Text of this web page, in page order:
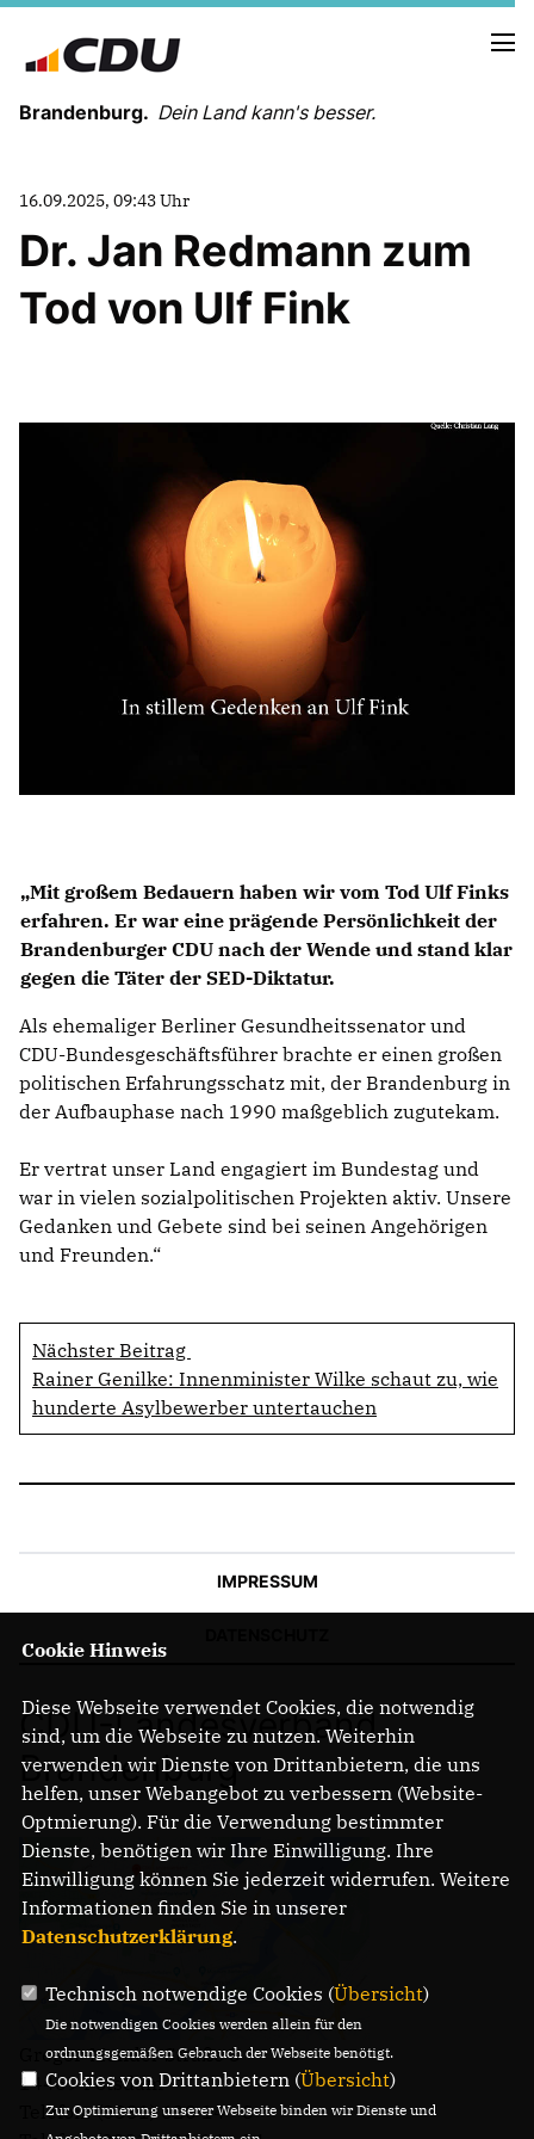
Brandenburg. Dein Land kann's besser.
LANDESVORSTAND
LANDESGESCHÄFTSSTELLE
PARTEIGESCHICHTE
PARTEIGERICHT
IM LANDTAG
IN DER LANDESREGIERUNG
IM BUNDESTAG
IM EUROPÄISCHEN PARLAMENT
75 JAHRE CDU BRANDENBURG
PRESSE
Mitglied werden
16.09.2025, 09:43 Uhr
Dr. Jan Redmann zum
Tod von Ulf Fink
Mit großem Bedauern haben wir vom Tod Ulf Finks
erfahren. Er war eine prägende Persönlichkeit der
Brandenburger CDU nach der Wende und stand klar
gegen die Täter der SED-Diktatur.
Als ehemaliger Berliner Gesundheitssenator und
CDU-Bundesgeschäftsführer brachte er einen großen
politischen Erfahrungsschatz mit, der Brandenburg in
der Aufbauphase nach 1990 maßgeblich zugutekam.
Er vertrat unser Land engagiert im Bundestag und
war in vielen sozialpolitischen Projekten aktiv. Unsere
Gedanken und Gebete sind bei seinen Angehörigen
und Freunden.“
Nächster Beitrag
Rainer Genilke: Innenminister Wilke schaut zu, wie
hunderte Asylbewerber untertauchen
IMPRESSUM
CDU-Landesverband
Brandenburg
Gregor-Mendel-Straße 3
14469 Potsdam
Telefon: (0331) 620 14 - 0
Cookie Hinweis
Diese Webseite verwendet Cookies, die notwendig
sind, um die Webseite zu nutzen. Weiterhin
verwenden wir Dienste von Drittanbietern, die uns
helfen, unser Webangebot zu verbessern (Website-
Optmierung). Für die Verwendung bestimmter
Dienste, benötigen wir Ihre Einwilligung. Ihre
Einwilligung können Sie jederzeit widerrufen. Weitere
Informationen finden Sie in unserer
Datenschutzerklärung.
Technisch notwendige Cookies (Übersicht)
Die notwendigen Cookies werden allein für den
ordnungsgemäßen Gebrauch der Webseite benötigt.
Cookies von Drittanbietern (Übersicht)
Zur Optimierung unserer Webseite binden wir Dienste und